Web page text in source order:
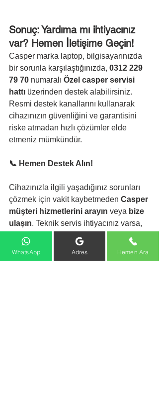
Sonuç: Yardıma mı ihtiyacınız
var? Hemen İletişime Geçin!
Casper marka laptop, bilgisayarınızda
bir sorunla karşılaştığınızda, 0312 229
79 70 numaralı Özel casper servisi
hattı üzerinden destek alabilirsiniz.
Resmi destek kanallarını kullanarak
cihazınızın güvenliğini ve garantisini
riske atmadan hızlı çözümler elde
etmeniz mümkündür.
📞 Hemen Destek Alın!
Cihazınızla ilgili yaşadığınız sorunları
çözmek için vakit kaybetmeden Casper
müşteri hizmetlerini arayın veya bize
ulaşın. Teknik servis ihtiyacınız varsa,
uzman ekibimizle size bir telefon kadar
yakınız!
WhatsApp Adres Hemen Ara